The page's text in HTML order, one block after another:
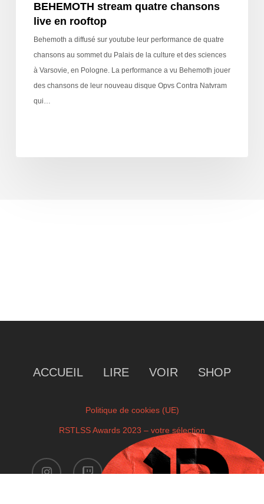
BEHEMOTH stream quatre chansons
live en rooftop
Behemoth a diffusé sur youtube leur performance de quatre
chansons au sommet du Palais de la culture et des sciences
à Varsovie, en Pologne. La performance a vu Behemoth jouer
des chansons de leur nouveau disque Opvs Contra Natvram
qui…
ACCUEIL LIRE VOIR SHOP
Politique de cookies (UE)
RSTLSS Awards 2023 – votre sélection
instagram twitch facebook youtube
x-
twitter